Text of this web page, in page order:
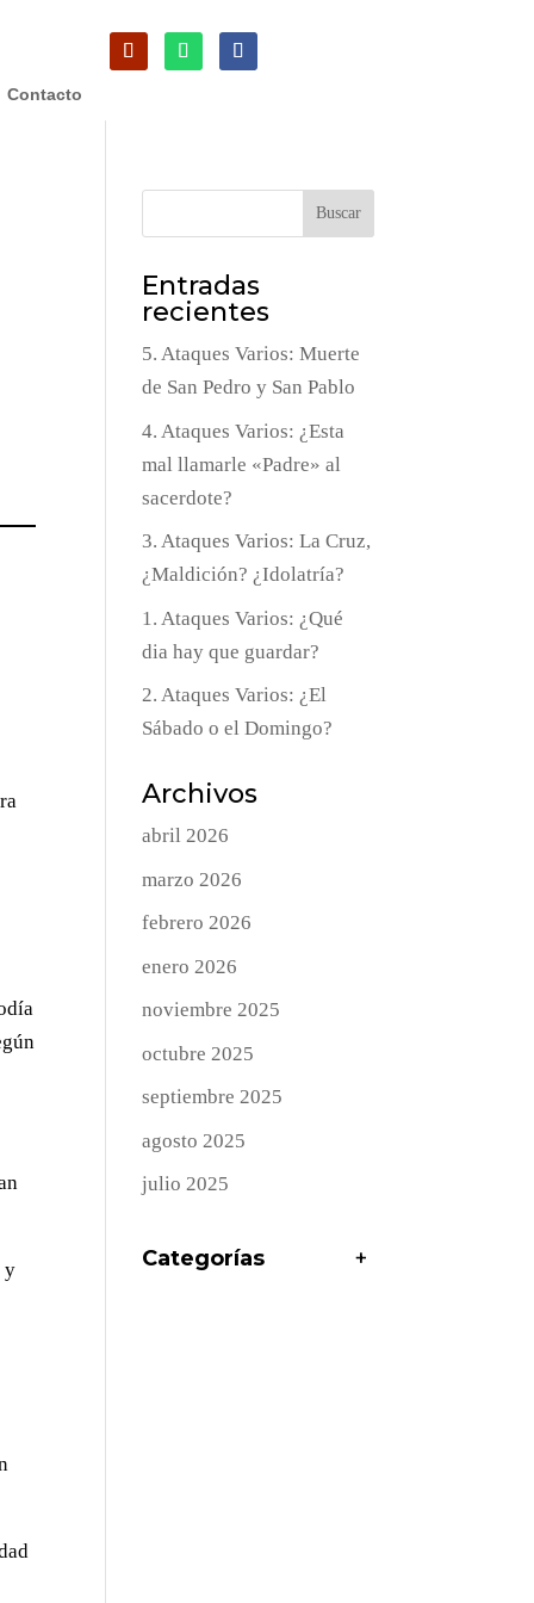
Contacto
y
Buscar
Entradas
recientes
5. Ataques Varios: Muerte
de San Pedro y San Pablo
4. Ataques Varios: ¿Esta
mal llamarle «Padre» al
sacerdote?
3. Ataques Varios: La Cruz,
¿Maldición? ¿Idolatría?
1. Ataques Varios: ¿Qué
dia hay que guardar?
2. Ataques Varios: ¿El
Sábado o el Domingo?
Archivos
abril 2026
marzo 2026
febrero 2026
enero 2026
noviembre 2025
octubre 2025
septiembre 2025
agosto 2025
julio 2025
Categorías +